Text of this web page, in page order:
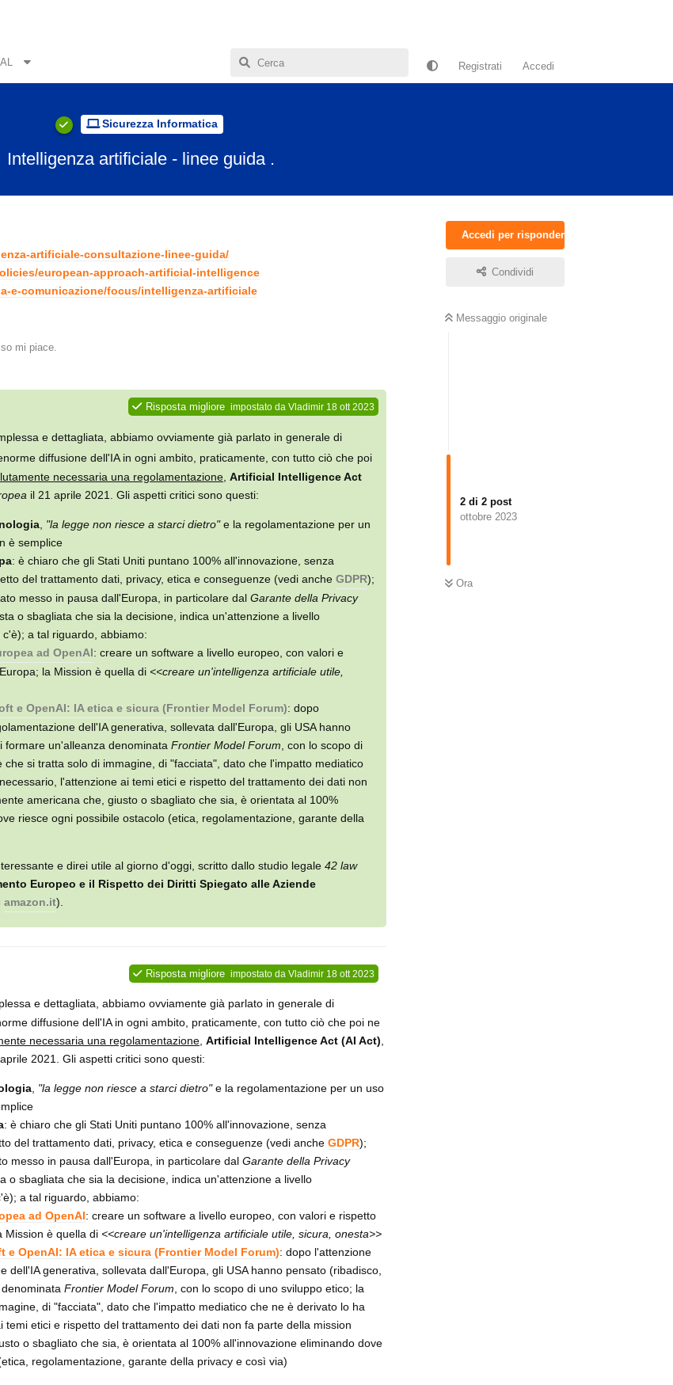
Registrati Accedi
Sicurezza Informatica
Intelligenza artificiale - linee guida .
Accedi per rispondere
Condividi
Messaggio originale
2 di 2 post
ottobre 2023
Ora
artificiale-consultazione-linee-guida/
european-approach-artificial-intelligence
e-comunicazione/focus/intelligenza-artificiale
mi piace
Risposta migliore impostato da Vladimir 18 ott 2023
e dettagliata, abbiamo ovviamente già parlato in generale di
diffusione dell'IA in ogni ambito, praticamente, con tutto ciò che poi
necessaria una regolamentazione Artificial Intelligence Act
il 21 aprile 2021. Gli aspetti critici sono questi:
"la legge non riesce a starci dietro"e la regolamentazione per un
è semplice
: è chiaro che gli Stati Uniti puntano 100% all'innovazione, senza
del trattamento dati, privacy, etica e conseguenze (vedi anche GDPR);
messo in pausa dall'Europa, in particolare dal Garante della Privacy
o sbagliata che sia la decisione, indica un'attenzione a livello
a tal riguardo, abbiamo:
ad OpenAI: creare un software a livello europeo, con valori e
la Mission è quella di <<creare un'intelligenza artificiale utile,
e OpenAI: IA etica e sicura (Frontier Model Forum): dopo
dell'IA generativa, sollevata dall'Europa, gli USA hanno
formare un'alleanza denominata Frontier Model Forum , con lo scopo di
che si tratta solo di immagine, di "facciata", dato che l'impatto mediatico
l'attenzione ai temi etici e rispetto del trattamento dei dati non
americana che, giusto o sbagliato che sia, è orientata al 100%
riesce ogni possibile ostacolo (etica, regolamentazione, garante della
e direi utile al giorno d'oggi, scritto dallo studio legale 42 law
Europeo e il Rispetto dei Diritti Spiegato alle Aziende
amazon.it).
Risposta migliore impostato da Vladimir 18 ott 2023
e dettagliata, abbiamo ovviamente già parlato in generale di
diffusione dell'IA in ogni ambito, praticamente, con tutto ciò che poi ne
necessaria una regolamentazione Artificial Intelligence Act (AI Act)
2021. Gli aspetti critici sono questi:
"la legge non riesce a starci dietro"e la regolamentazione per un uso
: è chiaro che gli Stati Uniti puntano 100% all'innovazione, senza
del trattamento dati, privacy, etica e conseguenze (vedi anche GDPR);
messo in pausa dall'Europa, in particolare dal Garante della Privacy
o sbagliata che sia la decisione, indica un'attenzione a livello
a tal riguardo, abbiamo:
ad OpenAI: creare un software a livello europeo, con valori e rispetto
Mission è quella di <<creare un'intelligenza artificiale utile, sicura, onesta>>
OpenAI: IA etica e sicura (Frontier Model Forum): dopo l'attenzione
dell'IA generativa, sollevata dall'Europa, gli USA hanno pensato (ribadisco,
Frontier Model Forum , con lo scopo di uno sviluppo etico; la
di "facciata", dato che l'impatto mediatico che ne è derivato lo ha
temi etici e rispetto del trattamento dei dati non fa parte della mission
o sbagliato che sia, è orientata al 100% all'innovazione eliminando dove
regolamentazione, garante della privacy e così via)